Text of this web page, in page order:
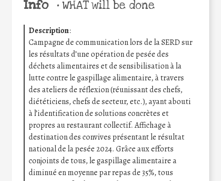
Info •WHAT will be done
Description:
Campagne de communication lors de la SERD sur
les résultats d’une opération de pesée des
déchets alimentaires et de sensibilisation à la
lutte contre le gaspillage alimentaire, à travers
des ateliers de réflexion (réunissant des chefs,
diététiciens, chefs de secteur, etc.), ayant abouti
à l’identification de solutions concrètes et
propres au restaurant collectif. Affichage à
destination des convives présentant le résultat
national de la pesée 2024. Grâce aux efforts
conjoints de tous, le gaspillage alimentaire a
diminué en moyenne par repas de 35%, tous